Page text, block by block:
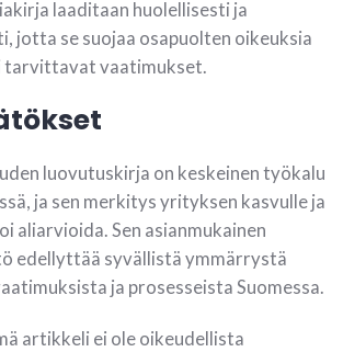
laaditaan huolellisesti ja
jotta se suojaa osapuolten oikeuksia
tarvittavat vaatimukset.
luovutuskirja on keskeinen työkalu
ja sen merkitys yrityksen kasvulle ja
aliarvioida. Sen asianmukainen
edellyttää syvällistä ymmärrystä
ja prosesseista Suomessa.
artikkeli ei ole oikeudellista